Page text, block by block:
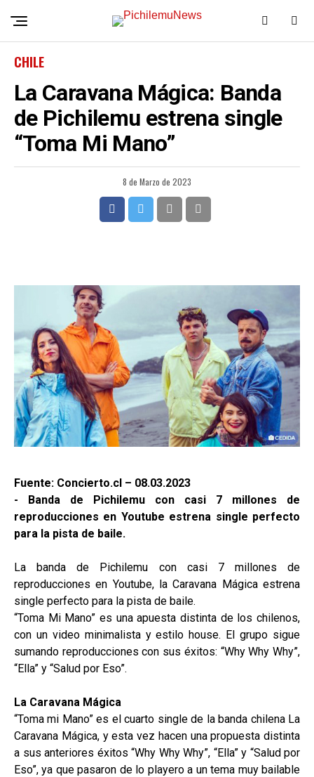
CHILE
La Caravana Mágica: Banda
de Pichilemu estrena single
“Toma Mi Mano”
8 de Marzo de 2023
Fuente: Concierto.cl – 08.03.2023
- Banda de Pichilemu con casi 7 millones de
reproducciones en Youtube estrena single perfecto
para la pista de baile.
La banda de Pichilemu con casi 7 millones de
reproducciones en Youtube, la Caravana Mágica estrena
single perfecto para la pista de baile.
“Toma Mi Mano” es una apuesta distinta de los chilenos,
con un video minimalista y estilo house. El grupo sigue
sumando reproducciones con sus éxitos: “Why Why Why”,
“Ella” y “Salud por Eso”.
La Caravana Mágica
“Toma mi Mano” es el cuarto single de la banda chilena La
Caravana Mágica, y esta vez hacen una propuesta distinta
a sus anteriores éxitos “Why Why Why”, “Ella” y “Salud por
Eso”, ya que pasaron de lo playero a un tema muy bailable